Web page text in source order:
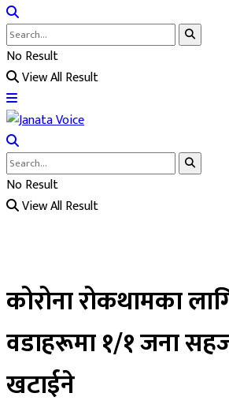
No Result
View All Result
No Result
View All Result
कोरोना रोकथामका
वडाहरूमा १/१ जना
खटाईने